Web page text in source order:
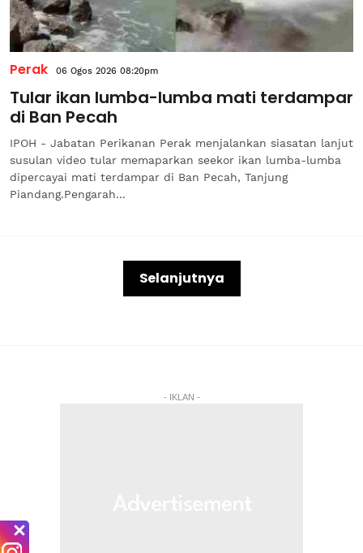
Perak 06 Ogos 2026 08:20pm
Tular ikan lumba-lumba mati terdampar
di Ban Pecah
IPOH - Jabatan Perikanan Perak menjalankan siasatan lanjut
susulan video tular memaparkan seekor ikan lumba-lumba
dipercayai mati terdampar di Ban Pecah, Tanjung
Piandang.Pengarah...
Selanjutnya
- IKLAN -